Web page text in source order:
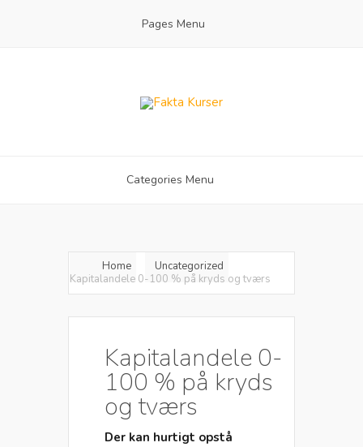
Pages Menu
Categories Menu
Home
Uncategorized
Kapitalandele 0-100 % på kryds og tværs
Kapitalandele 0-
100 % på kryds
og tværs
Der kan hurtigt opstå